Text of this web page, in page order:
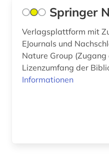
governance (1)
graphic novel (1)
graue literatur (2)
Tuerkei (1)
USA (3)
Springer
Verlagsplattform mit
EJournals und
Nature Group
Lizenzumfang der
Informationen